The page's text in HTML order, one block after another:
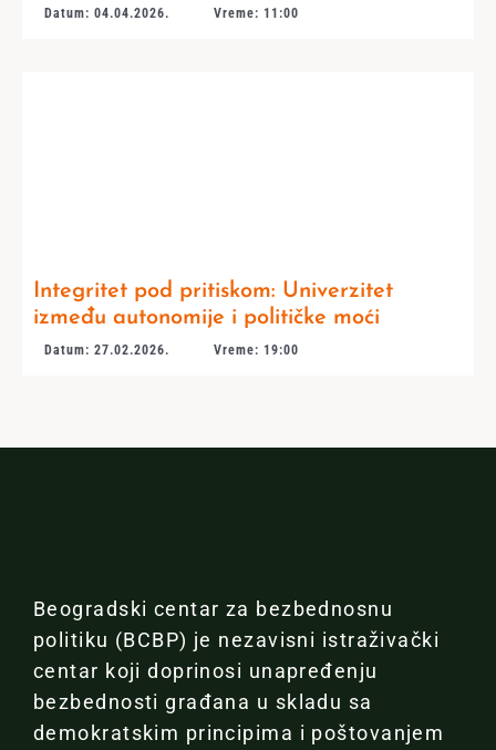
Datum: 04.04.2026. Vreme: 11:00
Integritet pod pritiskom: Univerzitet
između autonomije i političke moći
Datum: 27.02.2026. Vreme: 19:00
Beogradski centar za bezbednosnu
politiku (BCBP) je nezavisni istraživački
centar koji doprinosi unapređenju
bezbednosti građana u skladu sa
demokratskim principima i poštovanjem